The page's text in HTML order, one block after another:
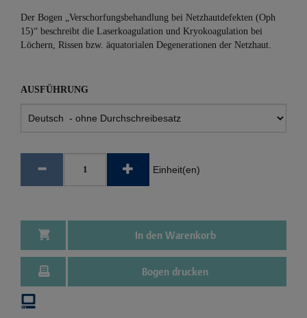
Der Bogen „Verschorfungsbehandlung bei Netzhautdefekten (Oph
15)“ beschreibt die Laserkoagulation und Kryokoagulation bei
Löchern, Rissen bzw. äquatorialen Degenerationen der Netzhaut.
AUSFÜHRUNG
Einheit(en)
In den Warenkorb
Bogen drucken